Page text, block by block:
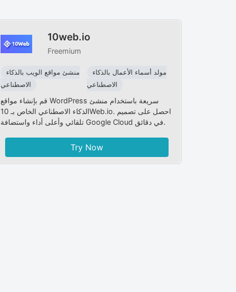
10web.io
Freemium
منشئ مواقع الويب بالذكاء
الاصطناعي
مولد أسماء الأعمال بالذكاء
الاصطناعي
قم بإنشاء مواقع WordPress سريعة باستخدام منشئ
الذكاء الاصطناعي الخاص بـ 10Web.io. احصل على تصميم
تلقائي وأعلى أداء واستضافة Google Cloud في دقائق.
Try Now